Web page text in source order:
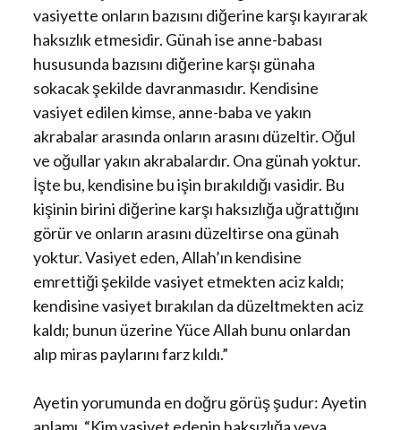
vasiyette onların bazısını diğerine karşı kayırarak
haksızlık etmesidir. Günah ise anne-babası
hususunda bazısını diğerine karşı günaha
sokacak şekilde davranmasıdır. Kendisine
vasiyet edilen kimse, anne-baba ve yakın
akrabalar arasında onların arasını düzeltir. Oğul
ve oğullar yakın akrabalardır. Ona günah yoktur.
İşte bu, kendisine bu işin bırakıldığı vasidir. Bu
kişinin birini diğerine karşı haksızlığa uğrattığını
görür ve onların arasını düzeltirse ona günah
yoktur. Vasiyet eden, Allah’ın kendisine
emrettiği şekilde vasiyet etmekten aciz kaldı;
kendisine vasiyet bırakılan da düzeltmekten aciz
kaldı; bunun üzerine Yüce Allah bunu onlardan
alıp miras paylarını farz kıldı.”
Ayetin yorumunda en doğru görüş şudur: Ayetin